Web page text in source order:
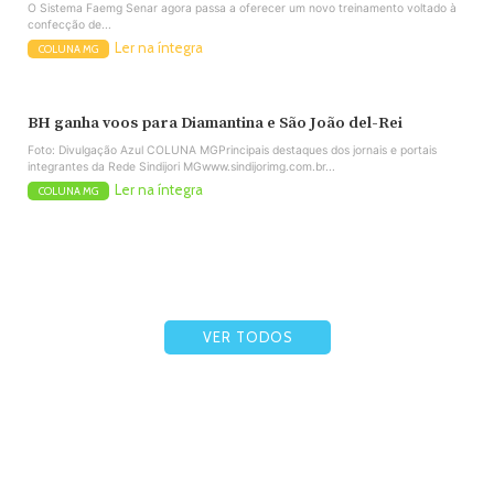
O Sistema Faemg Senar agora passa a oferecer um novo treinamento voltado à
confecção de...
COLUNA MG Ler na íntegra
BH ganha voos para Diamantina e São João del-Rei
Foto: Divulgação Azul COLUNA MGPrincipais destaques dos jornais e portais
integrantes da Rede Sindijori MGwww.sindijorimg.com.br...
COLUNA MG Ler na íntegra
VER TODOS